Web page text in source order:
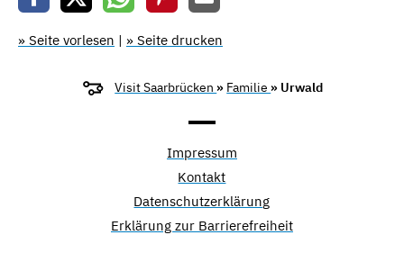
» Seite vorlesen | » Seite drucken
Visit Saarbrücken » Familie » Urwald
Impressum
Kontakt
Datenschutzerklärung
Erklärung zur Barrierefreiheit